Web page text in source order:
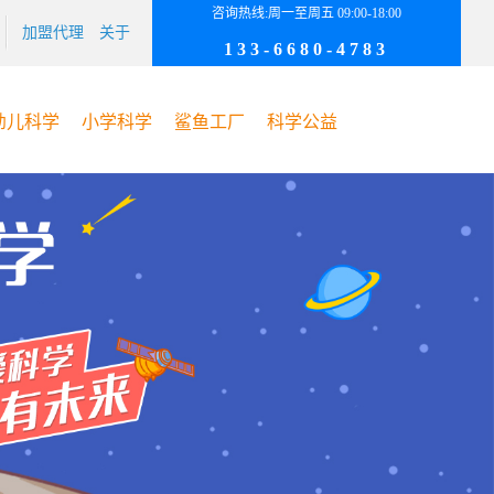
加盟代理 关于
咨询热线:周一至周五 09:00-18:00
133-6680-4783
儿科学 小学科学 鲨鱼工厂 科学公益